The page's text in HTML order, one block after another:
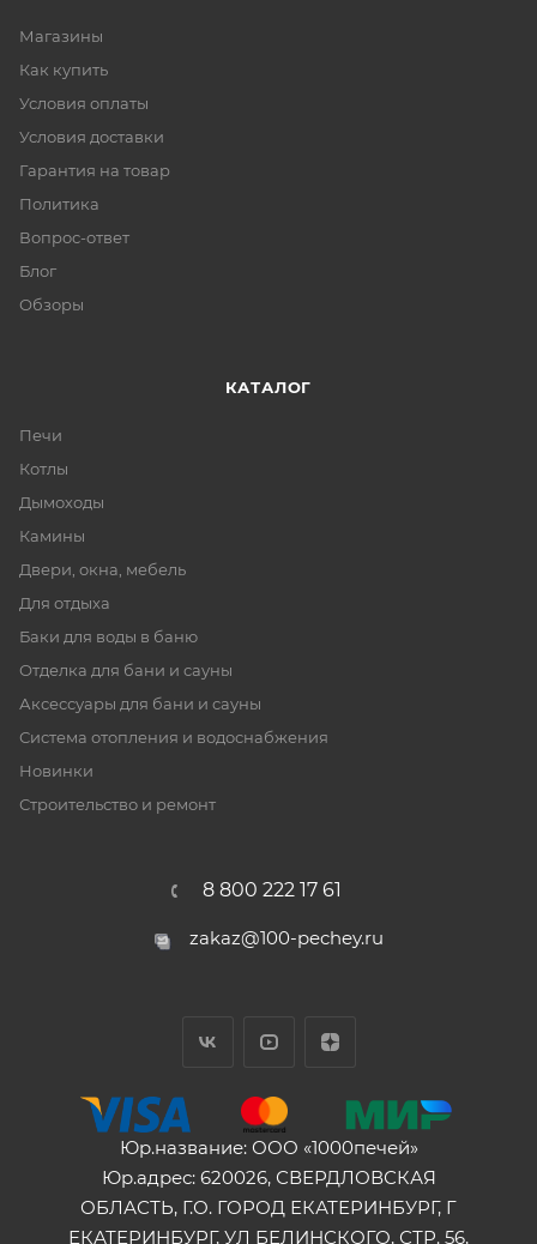
Магазины
Как купить
Условия оплаты
Условия доставки
Гарантия на товар
Политика
Вопрос-ответ
Блог
Обзоры
КАТАЛОГ
Печи
Котлы
Дымоходы
Камины
Двери, окна, мебель
Для отдыха
Баки для воды в баню
Отделка для бани и сауны
Аксессуары для бани и сауны
Система отопления и водоснабжения
Новинки
Строительство и ремонт
8 800 222 17 61
zakaz@100-pechey.ru
Юр.название: ООО «1000печей»
Юр.адрес: 620026, СВЕРДЛОВСКАЯ
ОБЛАСТЬ, Г.О. ГОРОД ЕКАТЕРИНБУРГ, Г
ЕКАТЕРИНБУРГ, УЛ БЕЛИНСКОГО, СТР. 56,